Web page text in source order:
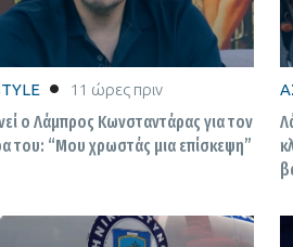
11 ώρες πριν
ο Λάμπρος Κωνσταντάρας για τον
του: “Μου χρωστάς μια επίσκεψη”